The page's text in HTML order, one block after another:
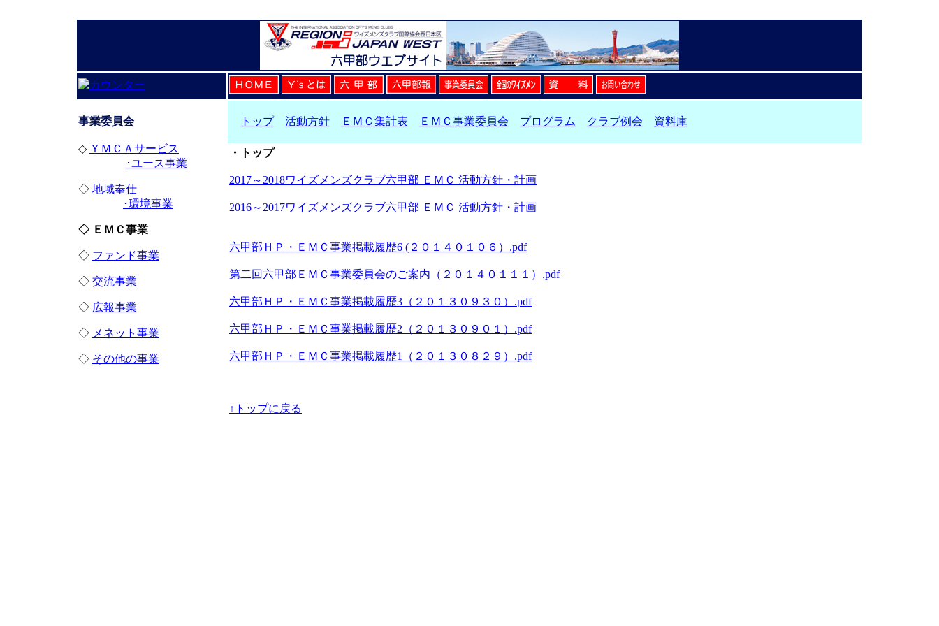
事業委員会
◇ ＹＭＣＡサービス
･ユース事業
◇ 地域奉仕
･環境事業
◇ ＥＭＣ事業
◇ ファンド事業
◇ 交流事業
◇ 広報事業
◇ メネット事業
◇ その他の事業
トップ 活動方針 ＥＭＣ集計表 ＥＭＣ事業委員会 プログラム クラブ例会 資料庫
・トップ
2017～2018ワイズメンズクラブ六甲部 ＥＭＣ 活動方針・計画
2016～2017ワイズメンズクラブ六甲部 ＥＭＣ 活動方針・計画
六甲部ＨＰ・ＥＭＣ事業掲載履歴6 (２０１４０１０６）.pdf
第二回六甲部ＥＭＣ事業委員会のご案内（２０１４０１１１）.pdf
六甲部ＨＰ・ＥＭＣ事業掲載履歴3（２０１３０９３０）.pdf
六甲部ＨＰ・ＥＭＣ事業掲載履歴2（２０１３０９０１）.pdf
六甲部ＨＰ・ＥＭＣ事業掲載履歴1（２０１３０８２９）.pdf
↑トップに戻る